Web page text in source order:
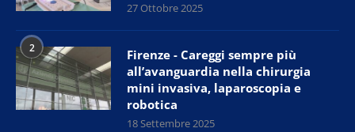
27 Ottobre 2025
2
Firenze - Careggi sempre più
all’avanguardia nella chirurgia
mini invasiva, laparoscopia e
robotica
18 Settembre 2025